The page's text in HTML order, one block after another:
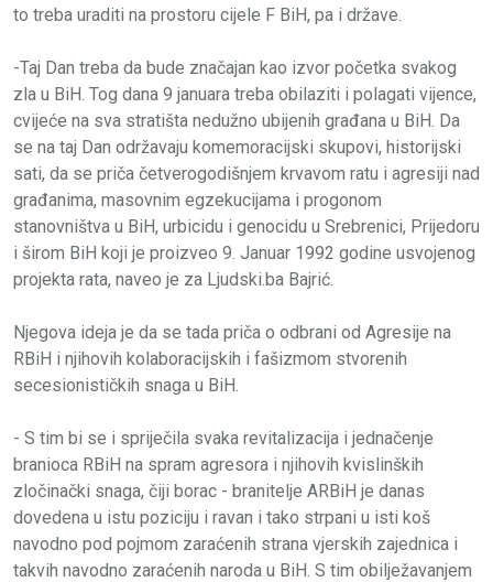
to treba uraditi na prostoru cijele F BiH, pa i države.
-Taj Dan treba da bude značajan kao izvor početka svakog
zla u BiH. Tog dana 9 januara treba obilaziti i polagati vijence,
cvijeće na sva stratišta nedužno ubijenih građana u BiH. Da
se na taj Dan održavaju komemoracijski skupovi, historijski
sati, da se priča četverogodišnjem krvavom ratu i agresiji nad
građanima, masovnim egzekucijama i progonom
stanovništva u BiH, urbicidu i genocidu u Srebrenici, Prijedoru
i širom BiH koji je proizveo 9. Januar 1992 godine usvojenog
projekta rata, naveo je za Ljudski.ba Bajrić.
Njegova ideja je da se tada priča o odbrani od Agresije na
RBiH i njihovih kolaboracijskih i fašizmom stvorenih
secesionističkih snaga u BiH.
- S tim bi se i spriječila svaka revitalizacija i jednačenje
branioca RBiH na spram agresora i njihovih kvislinških
zločinački snaga, čiji borac - branitelje ARBiH je danas
dovedena u istu poziciju i ravan i tako strpani u isti koš
navodno pod pojmom zaraćenih strana vjerskih zajednica i
takvih navodno zaraćenih naroda u BiH. S tim obilježavanjem